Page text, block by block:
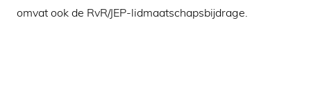
omvat ook de RvR/JEP-lidmaatschapsbijdrage.